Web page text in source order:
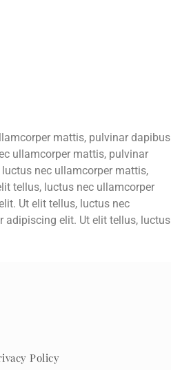
mattis, pulvinar dapibus
ullamcorper mattis, pulvinar
nec ullamcorper mattis,
tellus, luctus nec ullamcorper
Ut elit tellus, luctus nec
adipiscing elit. Ut elit tellus, luctus
Policy